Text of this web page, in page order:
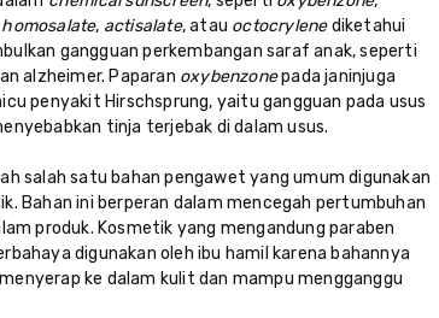
homosalate, actisalate, atau octocrylenediketahui
gangguan perkembangan saraf anak, seperti
alzheimer. Paparan oxybenzonepada janinjuga
penyakit Hirschsprung, yaitu gangguan pada usus
tinja terjebak di dalam usus.
salah satu bahan pengawet yang umum digunakan
Bahan ini berperan dalam mencegah pertumbuhan
produk. Kosmetik yang mengandung paraben
digunakan oleh ibu hamil karena bahannya
ke dalam kulit dan mampu mengganggu